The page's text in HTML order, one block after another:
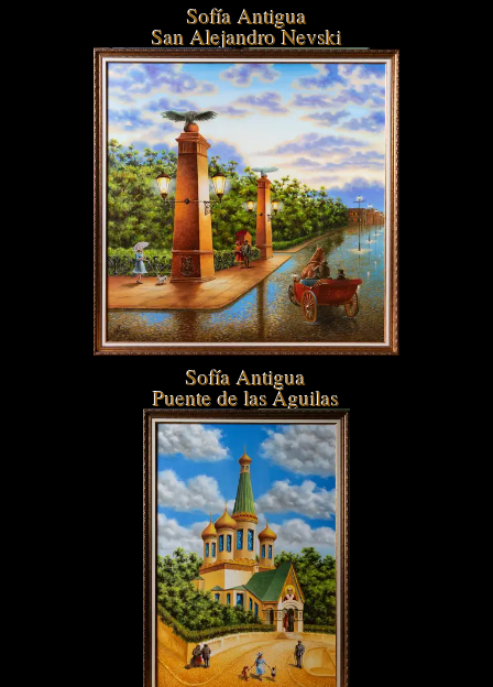
Sofía Antigua
San Alejandro Nevski
Sofía Antigua
Puente de las Águilas